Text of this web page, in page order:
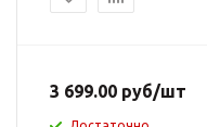
3 699.00 руб/шт